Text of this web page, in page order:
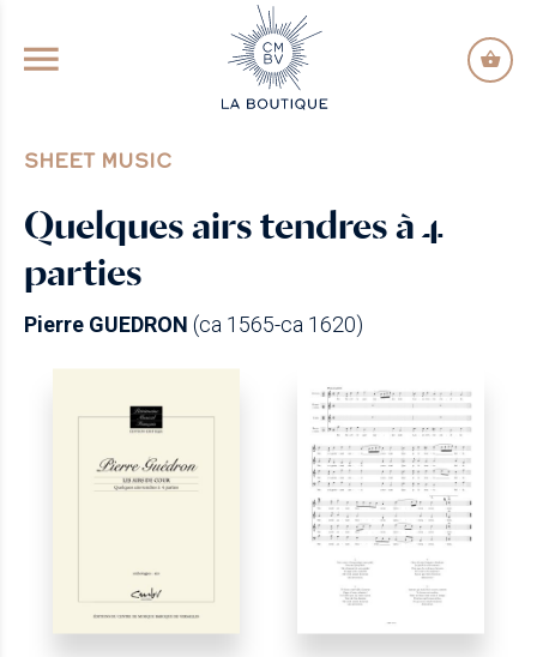
GO TO PRINCIPAL CONTENT
SHEET MUSIC
Quelques airs tendres à 4
parties
Pierre GUEDRON (ca 1565-ca 1620)